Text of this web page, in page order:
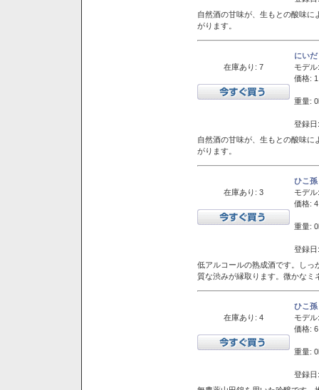
自然酒の甘味が、生もとの酸味
がります。
在庫あり: 7
にい
モデル:
価格:
重量:
登録
自然酒の甘味が、生もとの酸味
がります。
在庫あり: 3
ひこ
モデル:
価格:
重量:
登録
低アルコールの熟成酒です。しっ
質な渋みが縁取ります。微かなミ
在庫あり: 4
ひこ
モデル:
価格:
重量:
登録